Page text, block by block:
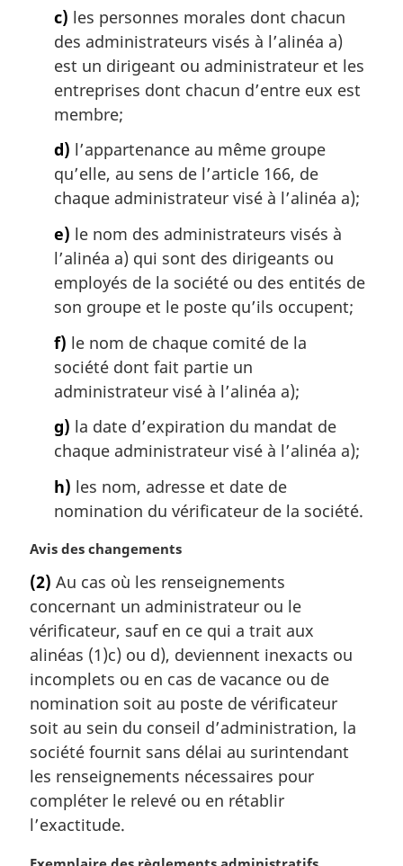
c) les personnes morales dont chacun
des administrateurs visés à l’alinéa a)
est un dirigeant ou administrateur et les
entreprises dont chacun d’entre eux est
membre;
d) l’appartenance au même groupe
qu’elle, au sens de l’article 166, de
chaque administrateur visé à l’alinéa a);
e) le nom des administrateurs visés à
l’alinéa a) qui sont des dirigeants ou
employés de la société ou des entités de
son groupe et le poste qu’ils occupent;
f) le nom de chaque comité de la
société dont fait partie un
administrateur visé à l’alinéa a);
g) la date d’expiration du mandat de
chaque administrateur visé à l’alinéa a);
h) les nom, adresse et date de
nomination du vérificateur de la société.
N
t
e
m
a
g
i
n
a
l
e
:
Avis des changements
(2) Au cas où les renseignements
concernant un administrateur ou le
vérificateur, sauf en ce qui a trait aux
alinéas (1)c) ou d), deviennent inexacts ou
incomplets ou en cas de vacance ou de
nomination soit au poste de vérificateur
soit au sein du conseil d’administration, la
société fournit sans délai au surintendant
les renseignements nécessaires pour
compléter le relevé ou en rétablir
l’exactitude.